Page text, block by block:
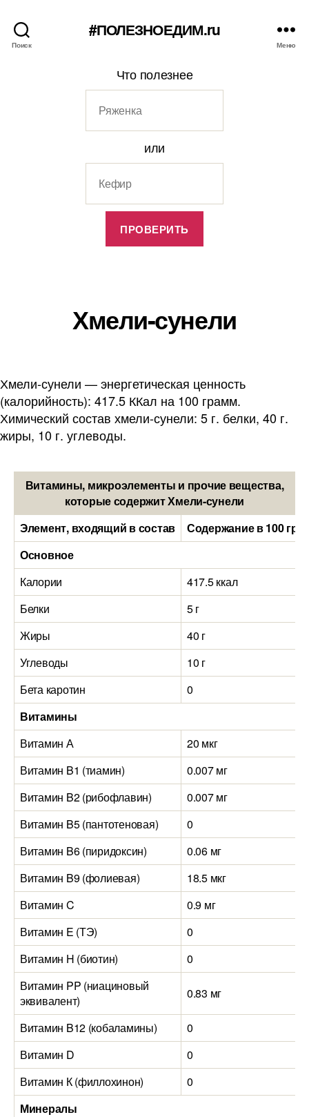
Поиск
#ПОЛЕЗНОЕДИМ.ru
Меню
Что полезнее
или
Хмели-сунели
Хмели-сунели — энергетическая ценность
(калорийность): 417.5 ККал на 100 грамм.
Химический состав хмели-сунели: 5 г. белки, 40 г.
жиры, 10 г. углеводы.
Витамины, микроэлементы и прочие вещества,
которые содержит Хмели-сунели
Элемент, входящий в состав
Содержание в 100
Основное
Калории
417.5 ккал
Белки
5 г
Жиры
40 г
Углеводы
10 г
Бета каротин
0
Витамины
Витамин А
20 мкг
Витамин B1 (тиамин)
0.007 мг
Витамин B2 (рибофлавин)
0.007 мг
Витамин B5 (пантотеновая)
0
Витамин B6 (пиридоксин)
0.06 мг
Витамин B9 (фолиевая)
18.5 мкг
Витамин C
0.9 мг
Витамин E (ТЭ)
0
Витамин H (биотин)
0
Витамин PP (ниациновый
эквивалент)
0.83 мг
Витамин B12 (кобаламины)
0
Витамин D
0
Витамин К (филлохинон)
0
Минералы